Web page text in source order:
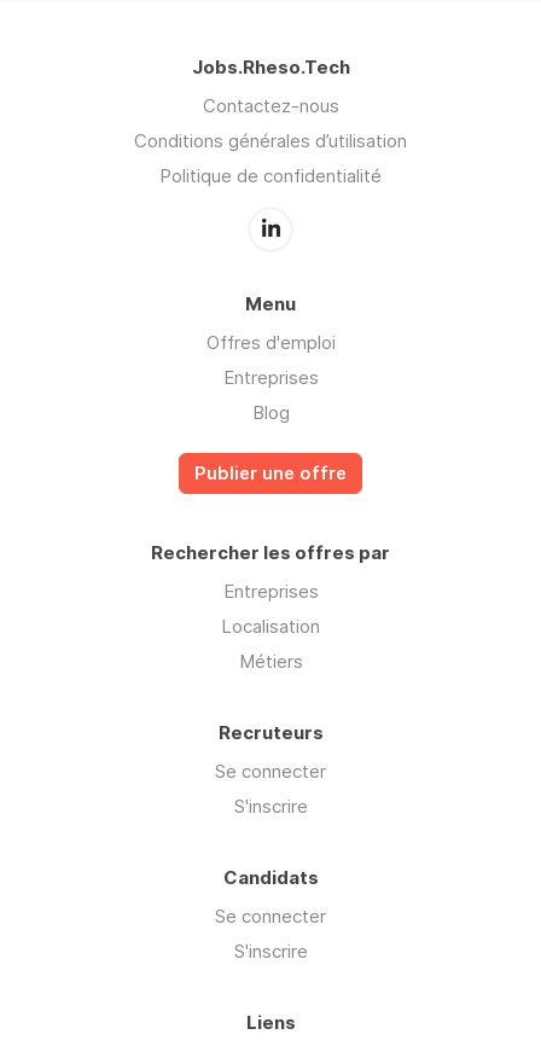
Jobs.Rheso.Tech
Contactez-nous
Conditions générales d’utilisation
Politique de confidentialité
Menu
Offres d'emploi
Entreprises
Blog
Publier une offre
Rechercher les offres par
Entreprises
Localisation
Métiers
Recruteurs
Se connecter
S'inscrire
Candidats
Se connecter
S'inscrire
Liens